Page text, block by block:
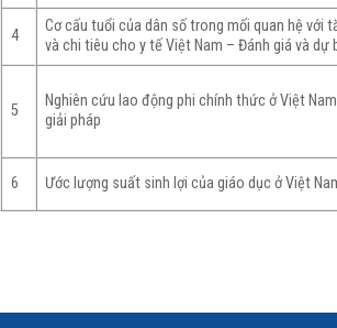
4
Cơ cấu tuổi của dân số trong mối quan hệ với
và chi tiêu cho y tế Việt Nam – Đánh giá và dự
5
Nghiên cứu lao động phi chính thức ở Việt
giải pháp
6 Ước lượng suất sinh lợi của giáo dục ở Việt